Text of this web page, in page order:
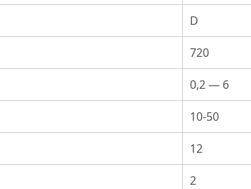
D
720
0,2 — 6
10-50
12
2